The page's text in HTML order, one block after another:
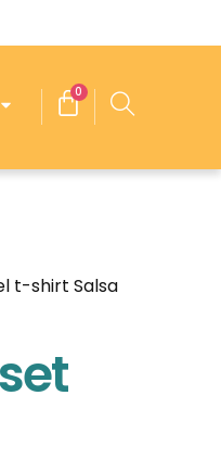
0
t-shirt Salsa